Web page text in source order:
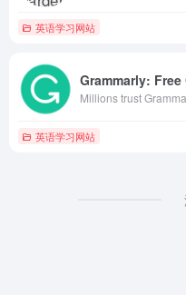
英语学习网站
Grammarly:
英语学习网站